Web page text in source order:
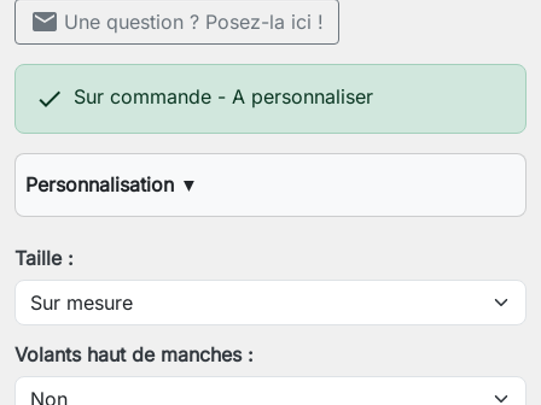
mail Une question ? Posez-la ici !
 Sur commande - A personnaliser
Personnalisation ▼
Votre stature (1,60m, 1,70m, etc.)
Taille :
Volants haut de manches :